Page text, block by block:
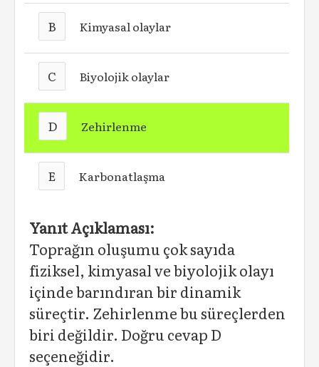
B Kimyasal olaylar
C Biyolojik olaylar
D Zehirlenme
E Karbonatlaşma
Yanıt Açıklaması:
Toprağın oluşumu çok sayıda
fiziksel, kimyasal ve biyolojik olayı
içinde barındıran bir dinamik
süreçtir. Zehirlenme bu süreçlerden
biri değildir. Doğru cevap D
seçeneğidir.